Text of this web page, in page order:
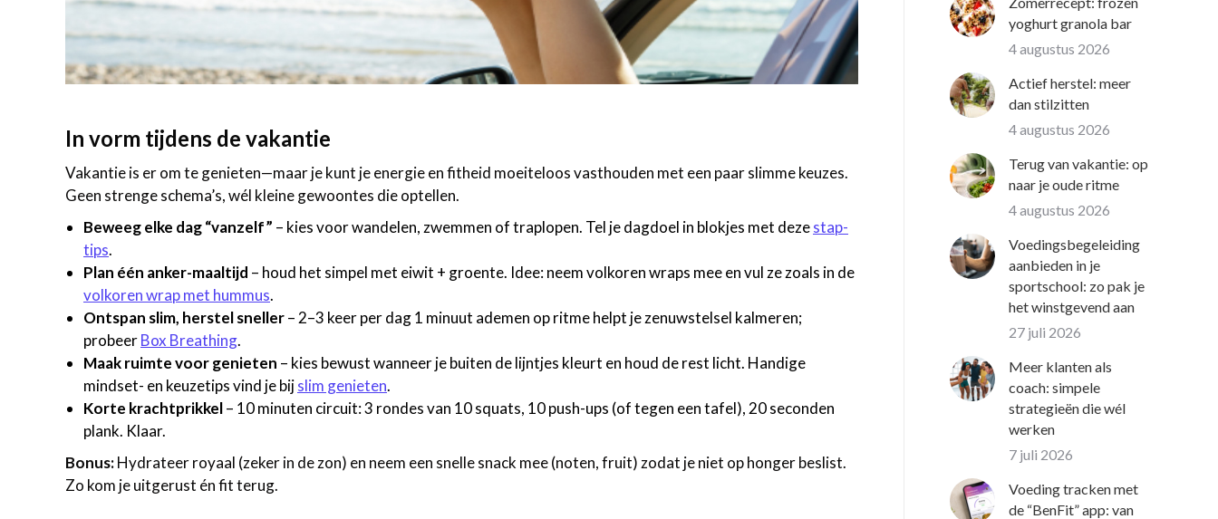
In vorm tijdens de vakantie
Vakantie is er om te genieten—maar je kunt je energie en fitheid moeiteloos vasthouden met een paar slimme keuzes.
Geen strenge schema’s, wél kleine gewoontes die optellen.
Beweeg elke dag “vanzelf” – kies voor wandelen, zwemmen of traplopen. Tel je dagdoel in blokjes met dezestap-
tips.
Plan één anker-maaltijd – houd het simpel met eiwit + groente. Idee: neem volkoren wraps mee en vul ze zoals in de
volkoren wrap met hummus.
Ontspan slim, herstel sneller– 2–3 keer per dag 1 minuut ademen op ritme helpt je zenuwstelsel kalmeren;
probeerBox Breathing.
Maak ruimte voor genieten – kies bewust wanneer je buiten de lijntjes kleurt en houd de rest licht. Handige
mindset- en keuzetips vind je bijslim genieten.
Korte krachtprikkel– 10 minuten circuit: 3 rondes van 10 squats, 10 push-ups (of tegen een tafel), 20 seconden
plank. Klaar.
Bonus:Hydrateer royaal (zeker in de zon) en neem een snelle snack mee (noten, fruit) zodat je niet op honger beslist.
Zo kom je uitgerust én fit terug.
yoghurt granola bar
4 augustus 2026
Actief herstel: meer
dan stilzitten
4 augustus 2026
Terug van vakantie: op
naar je oude ritme
4 augustus 2026
Voedingsbegeleiding
aanbieden in je
sportschool: zo pak je
het winstgevend aan
27 juli 2026
Meer klanten als
coach: simpele
strategieën die wél
werken
7 juli 2026
Voeding tracken met
de “BenFit” app: van